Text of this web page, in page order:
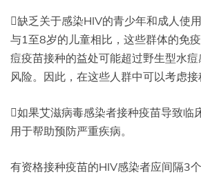
缺乏关于感染HIV的青少年和成人使
与1至8岁的儿童相比，这些群体的免
痘疫苗接种的益处可能超过野生型水
风险。因此，在这些人群中可以考虑接
如果艾滋病毒感染者接种疫苗导致临
用于帮助预防严重疾病。
有资格接种疫苗的HIV感染者应间隔3